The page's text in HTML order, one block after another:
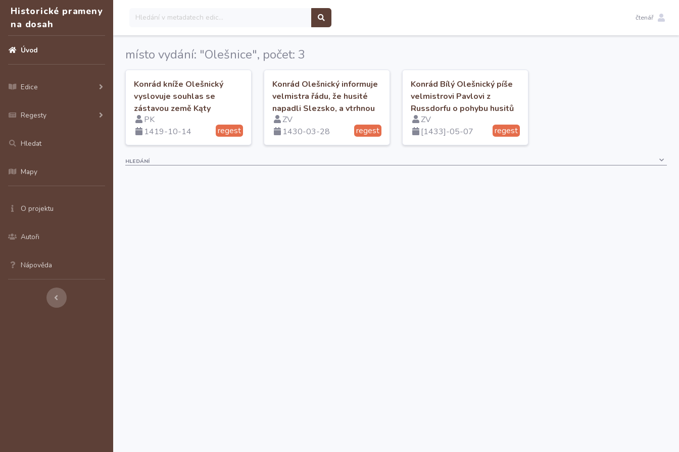
Historické prameny
na dosah
Úvod
Edice
Regesty
Hledat
Mapy
O projektu
Autoři
Nápověda
čtenář
místo vydání: "Olešnice", počet: 3
Konrád kníže Olešnický
vyslovuje souhlas se
zástavou země Kąty
vratislavským biskupem
Konrádem
PK
1419-10-14
regest
Konrád Olešnický informuje
velmistra řádu, že husité
napadli Slezsko, a vtrhnou
do Polska
ZV
1430-03-28
regest
Konrád Bílý Olešnický píše
velmistrovi Pavlovi z
Russdorfu o pohybu husitů
a jejich příměří.
ZV
[1433]-05-07
regest
HLEDÁNÍ